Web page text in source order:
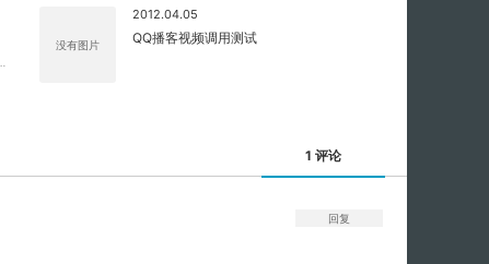
没有图片
2012.04.05
QQ播客视频调用测试
1 评论
回复